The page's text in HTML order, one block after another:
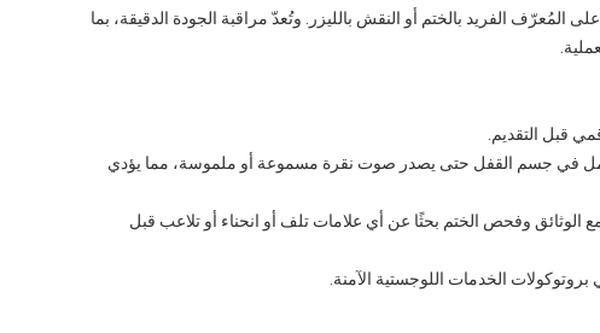
الفريد بالختم أو النقش بالليزر. وتُعدّ مراقبة الجودة الدقيقة، بما
قبل التقديم.
في جسم القفل حتى يصدر صوت نقرة مسموعة أو ملموسة، مما يؤدي
الوثائق وفحص الختم بحثًا عن أي علامات تلف أو انحناء أو تلاعب قبل
الخدمات اللوجستية الآمنة.